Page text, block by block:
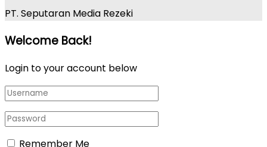
PT. Seputaran Media Rezeki
Welcome Back!
Login to your account below
Remember Me